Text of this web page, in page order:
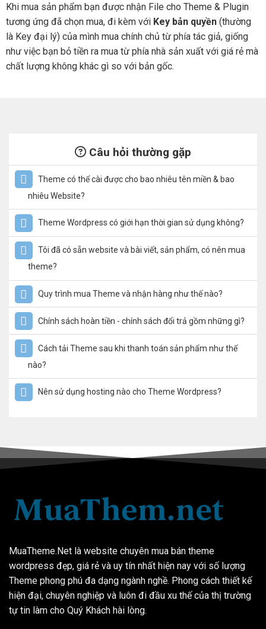
Khi mua sản phẩm bạn được nhận File cho Theme & Plugin
tương ứng đã chọn mua, đi kèm với Key bản quyền (thường
là Key đại lý) của mình mua chính chủ từ phía tác giả, giống
như việc bạn bỏ tiền ra mua từ phía nhà sản xuất với giá rẻ mà
chất lượng không khác gì so với bản gốc.
Câu hỏi thường gặp
Theme có thể cài được cho bao nhiêu tên miền & bao
nhiêu Website?
Theme Wordpress có giới hạn thời gian sử dụng không?
Tôi đã có sẵn website và bài viết, sản phẩm, có nên mua
theme?
Quy trình mua Theme và nhận hàng như thế nào?
Chính sách hoàn tiền - chính sách đổi trả gồm những gì?
Cách tải Theme sau khi thanh toán sản phẩm như thế
nào?
Nên sử dụng hosting nào cho Theme Wordpress?
MuaTheme.Net là website chuyên mua bán theme
wordpress đẹp, giá rẻ và uy tín nhất hiện nay với số lượng
Theme phong phú đa dạng ngành nghề. Phong cách thiết kế
hiện đại, chuyên nghiệp và luôn đi đầu xu thế của thị trường
tự tin làm cho Quý Khách hài lòng.